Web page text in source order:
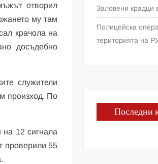
отворил
му там
крачола на
досъдебно
служители
произход. По
на 12 сигнала
проверили 55
Заловени крадци
Полицейска
територията на
Последни